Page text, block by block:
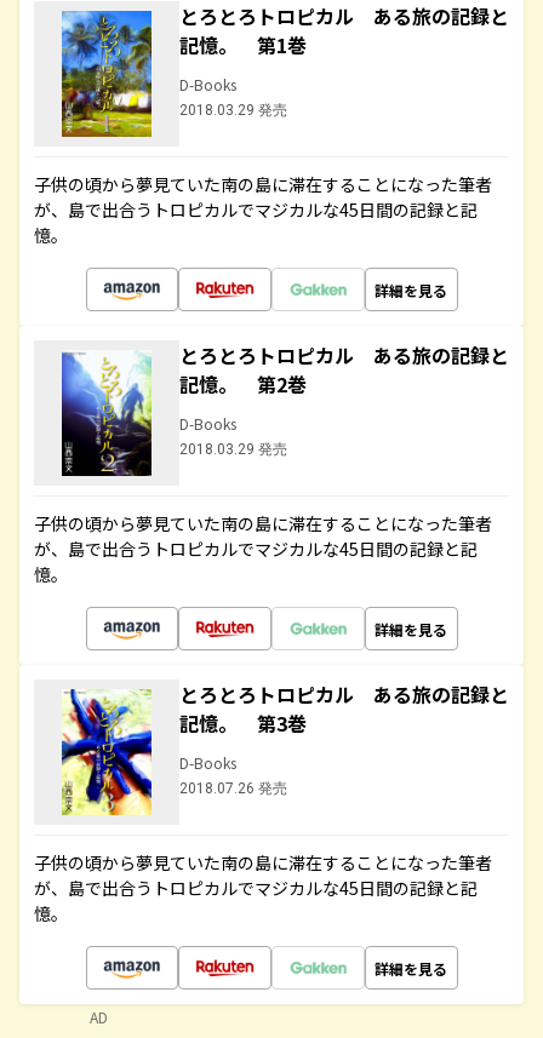
とろとろトロピカル ある旅の記録と
記憶。 第1巻
D-Books
2018.03.29 発売
子供の頃から夢見ていた南の島に滞在することになった筆者
が、島で出合うトロピカルでマジカルな45日間の記録と記
憶。
詳細を見る
とろとろトロピカル ある旅の記録と
記憶。 第2巻
D-Books
2018.03.29 発売
子供の頃から夢見ていた南の島に滞在することになった筆者
が、島で出合うトロピカルでマジカルな45日間の記録と記
憶。
詳細を見る
とろとろトロピカル ある旅の記録と
記憶。 第3巻
D-Books
2018.07.26 発売
子供の頃から夢見ていた南の島に滞在することになった筆者
が、島で出合うトロピカルでマジカルな45日間の記録と記
憶。
詳細を見る
AD